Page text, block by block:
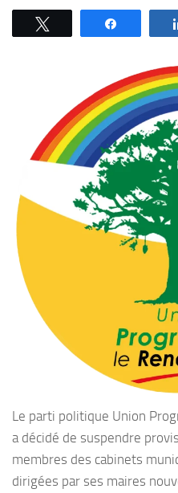
Le parti politique Union
a décidé de suspendre
membres des cabinets
dirigées par ses maires